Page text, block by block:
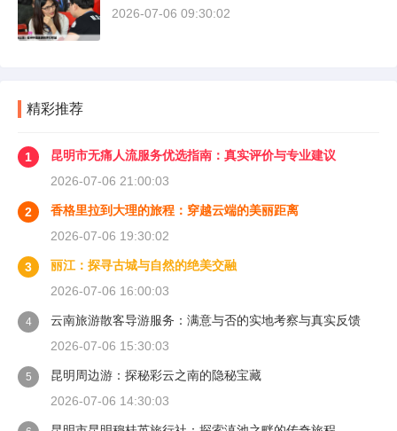
2026-07-06 09:30:02
精彩推荐
1
昆明市无痛人流服务优选指南：真实评价与专业建议
2026-07-06 21:00:03
2
香格里拉到大理的旅程：穿越云端的美丽距离
2026-07-06 19:30:02
3
丽江：探寻古城与自然的绝美交融
2026-07-06 16:00:03
4
云南旅游散客导游服务：满意与否的实地考察与真实反馈
2026-07-06 15:30:03
5
昆明周边游：探秘彩云之南的隐秘宝藏
2026-07-06 14:30:03